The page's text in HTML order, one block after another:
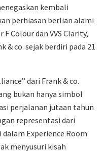
kembali
perhiasan berlian alami
Colour dan VVS Clarity,
& co. sejak berdiri pada 21
dari Frank & co.
bukan hanya simbol
perjalanan jutaan tahun
representasi dari
Experience Room
menyusuri kisah